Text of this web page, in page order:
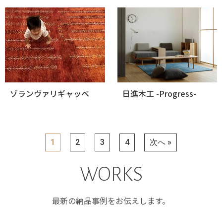
ゾランヴァリギャッベ 日進木工 -Progress-
1 2 3 4 次へ »
WORKS
最新の納品事例をお伝えします。